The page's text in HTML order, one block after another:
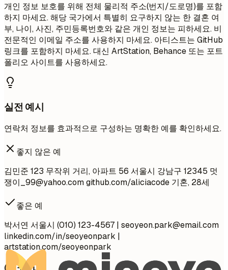
개인 정보 보호를 위해 전체 물리적 주소(번지/도로명)를 포함
하지 마세요. 해당 국가에서 특별히 요구하지 않는 한 결혼 여
부, 나이, 사진, 주민등록번호와 같은 개인 정보는 피하세요. 비
전문적인 이메일 주소를 사용하지 마세요. 아티스트는 GitHub
링크를 포함하지 마세요. 대신 ArtStation, Behance 또는 포트
폴리오 사이트를 사용하세요.
실전 예시
연락처 정보를 효과적으로 구성하는 명확한 예를 확인하세요.
좋지 않은 예
김민준 123 무작위 거리, 아파트 56 서울시 강남구 12345 멋
쟁이_99@yahoo.comgithub.com/aliciacode 기혼, 28세
좋은 예
박서연 서울시 (010) 123-4567 | seoyeon.park@email.com
linkedin.com/in/seoyeonpark |
artstation.com/seoyeonpark